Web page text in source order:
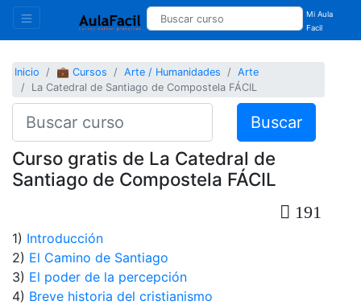
Mi Aula
Facil
Inicio 💼 Cursos Arte / Humanidades
Arte
La Catedral de Santiago de Compostela FÁCIL
Buscar
Curso gratis de La Catedral de
Santiago de Compostela FÁCIL
191
1) Introducción
2) El Camino de Santiago
3) El poder de la percepción
4) Breve historia del cristianismo